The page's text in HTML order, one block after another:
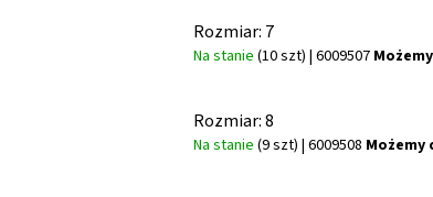
Rozmiar: 7
Na stanie (10 szt) | 6009507
Rozmiar: 8
Na stanie (9 szt) | 6009508 Możemy